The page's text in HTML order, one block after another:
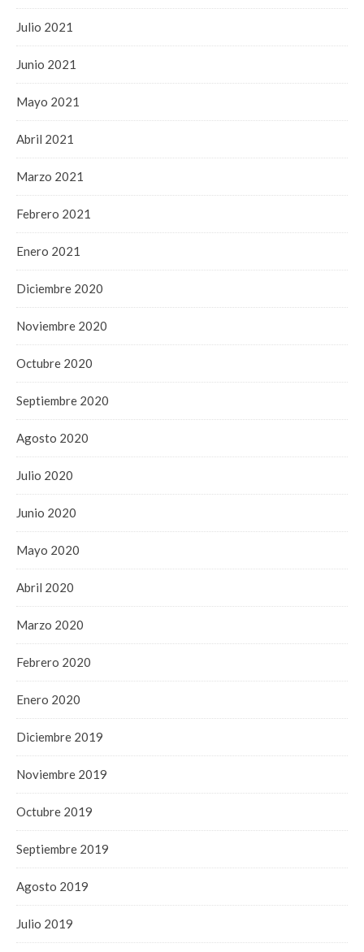
Julio 2021
Junio 2021
Mayo 2021
Abril 2021
Marzo 2021
Febrero 2021
Enero 2021
Diciembre 2020
Noviembre 2020
Octubre 2020
Septiembre 2020
Agosto 2020
Julio 2020
Junio 2020
Mayo 2020
Abril 2020
Marzo 2020
Febrero 2020
Enero 2020
Diciembre 2019
Noviembre 2019
Octubre 2019
Septiembre 2019
Agosto 2019
Julio 2019